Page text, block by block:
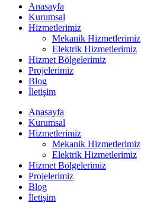
Anasayfa
Kurumsal
Hizmetlerimiz
Mekanik Hizmetlerimiz
Elektrik Hizmetlerimiz
Hizmet Bölgelerimiz
Projelerimiz
Blog
İletişim
Anasayfa
Kurumsal
Hizmetlerimiz
Mekanik Hizmetlerimiz
Elektrik Hizmetlerimiz
Hizmet Bölgelerimiz
Projelerimiz
Blog
İletişim